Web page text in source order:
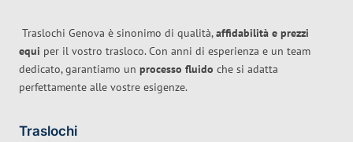
Traslochi Genova è sinonimo di qualità,affidabilità e prezzi
equi per il vostro trasloco. Con anni di esperienza e un team
dedicato, garantiamo un processo fluido che si adatta
perfettamente alle vostre esigenze.
Traslochi